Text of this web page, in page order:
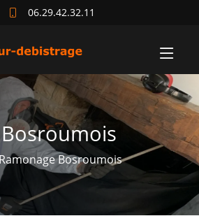
06.29.42.32.11
Ramonage Bosroumois